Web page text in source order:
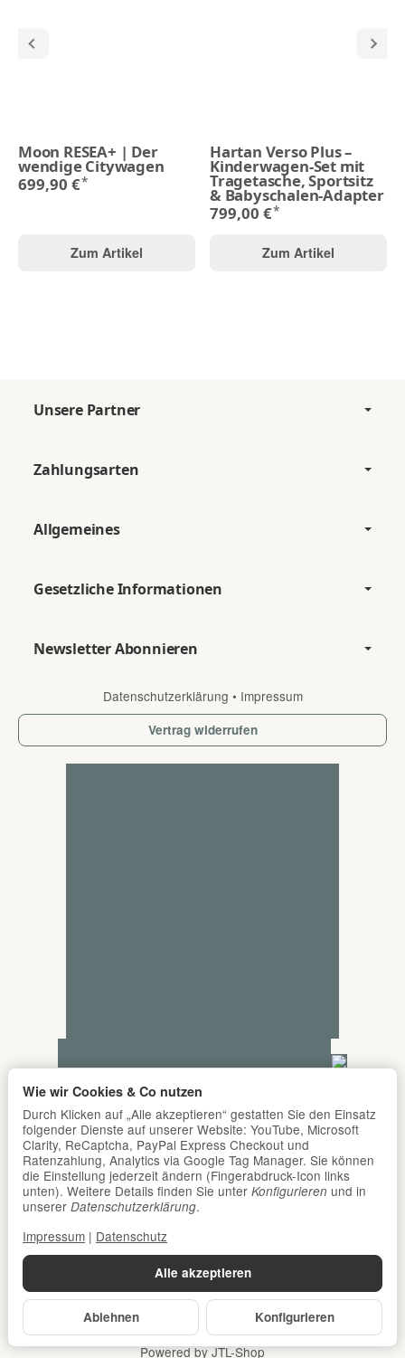
Moon RESEA+ | Der
wendige Citywagen
699,90 €*
Zum Artikel
Hartan Verso Plus –
Kinderwagen-Set mit
Tragetasche, Sportsitz
& Babyschalen-Adapter
799,00 €*
Zum Artikel
Unsere Partner
Zahlungsarten
Allgemeines
Gesetzliche Informationen
Newsletter Abonnieren
Datenschutzerklärung • Impressum
Vertrag widerrufen
Alle Preise inkl. gesetzlicher USt., zzgl.Versand
© DER Babyladen Erlangen
Powered byJTL-Shop
Alle akzeptieren
Ablehnen Konfigurieren
Wie wir Cookies & Co nutzen
Durch Klicken auf „Alle akzeptieren“ gestatten Sie den Einsatz
folgender Dienste auf unserer Website: YouTube, Microsoft
Clarity, ReCaptcha, PayPal Express Checkout und
Ratenzahlung, Analytics via Google Tag Manager. Sie können
die Einstellung jederzeit ändern (Fingerabdruck-Icon links
unten). Weitere Details finden Sie unter Konfigurieren und in
unserer Datenschutzerklärung.
Impressum | Datenschutz